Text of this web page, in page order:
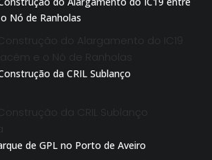
do Alargamento do IC19
e o Nó de Ranholas
da CRIL Sublanço